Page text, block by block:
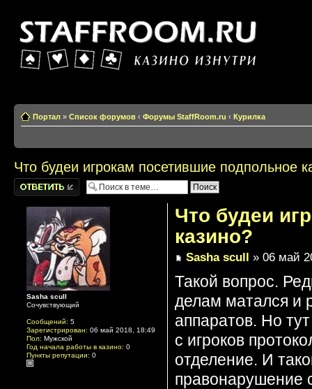
Портал » Список форумов ‹ Форумы StaffRoom.ru ‹ Курилка
Что будеи игрокам посетившие подпольное
Написать
комментарии
Что будеи
казино?
Sasha scull » 06 май
Такой вопрос.
делам матался и
аппаратов. Но
с игроков
отделение. И
правонарушение
Sasha scull
Сочувствующий
Сообщений: 5
Зарегистрирован: 06 май 2018, 18:49
Пол: Мужской
Год начала работы в казино: 0
Пункты репутации: 0